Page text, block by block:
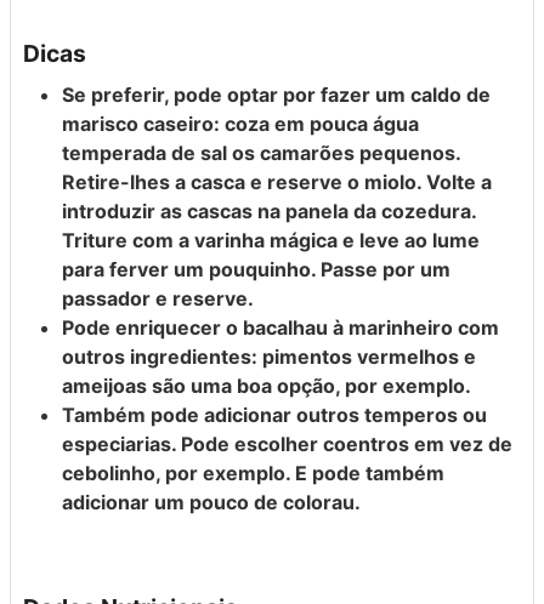
Dicas
Se preferir, pode optar por fazer um caldo de
marisco caseiro: coza em pouca água
temperada de sal os camarões pequenos.
Retire-lhes a casca e reserve o miolo. Volte a
introduzir as cascas na panela da cozedura.
Triture com a varinha mágica e leve ao lume
para ferver um pouquinho. Passe por um
passador e reserve.
Pode enriquecer o bacalhau à marinheiro com
outros ingredientes: pimentos vermelhos e
ameijoas são uma boa opção, por exemplo.
Também pode adicionar outros temperos ou
especiarias. Pode escolher coentros em vez de
cebolinho, por exemplo. E pode também
adicionar um pouco de colorau.